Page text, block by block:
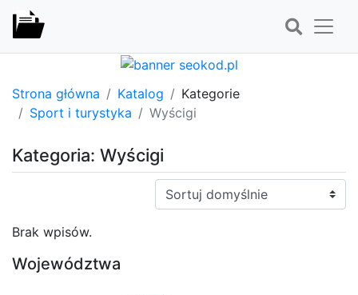
Strona główna Katalog
Kategorie
Sport i turystyka
Wyścigi
Kategoria: Wyścigi
Sortuj:
Brak wpisów.
Województwa